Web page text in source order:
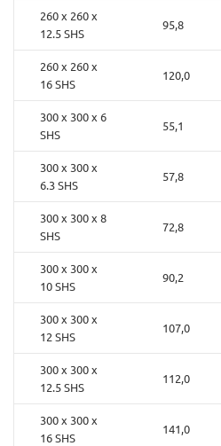
260 x 260 x
12.5 SHS
95,8
260 x 260 x
16 SHS
120,0
300 x 300 x 6
SHS
55,1
300 x 300 x
6.3 SHS
57,8
300 x 300 x 8
SHS
72,8
300 x 300 x
10 SHS
90,2
300 x 300 x
12 SHS
107,0
300 x 300 x
12.5 SHS
112,0
300 x 300 x
16 SHS
141,0